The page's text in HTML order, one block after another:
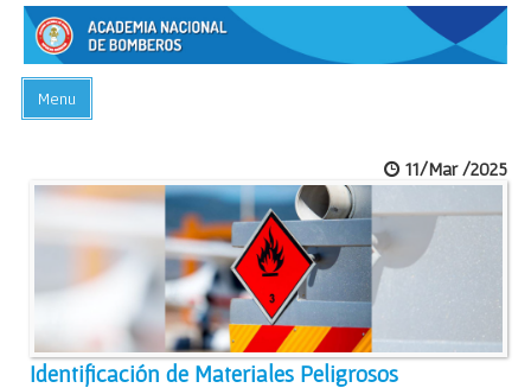
Menu
ACADEMIA
PREGUNTAS FRECUENTES
BIBLIOTECA
CONTACTO
11/Mar /2025
Identificación de Materiales Peligrosos